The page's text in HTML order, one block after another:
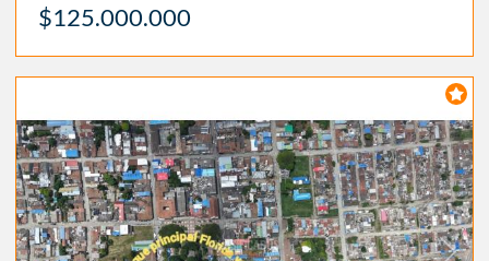
$125.000.000